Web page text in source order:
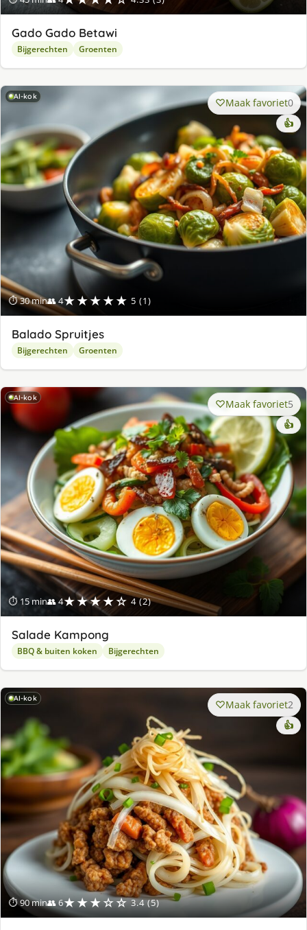
Gado Gado Betawi
Bijgerechten Groenten
AI-kok
⏱ 30 min👥 4★★★★★ 5 (1)
Maak favoriet0
👍
Balado Spruitjes
Bijgerechten Groenten
AI-kok
⏱ 15 min👥 4★★★★☆ 4 (2)
Maak favoriet5
👍
Salade Kampong
BBQ & buiten koken Bijgerechten
AI-kok
⏱ 90 min👥 6★★★☆☆ 3.4 (5)
Maak favoriet2
👍